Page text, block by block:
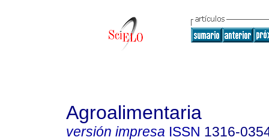
Agroalimentaria
versión impresa ISSN 1316-